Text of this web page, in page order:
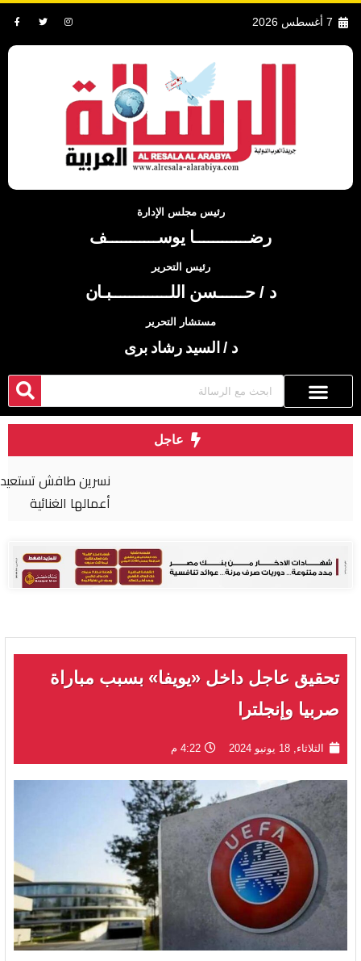
7 أغسطس 2026
رئيس مجلس الإدارة
رضــــــــــــا يوســـــــــــف
رئيس التحرير
د / حــــــسن اللـــــــــــــبـان
مستشار التحرير
د / السيد رشاد برى
عاجل
نسرين طافش تستعيد «الروقان» من كواليس أحدث
تحقيق عاجل داخل «يويفا» بسبب مباراة
صربيا وإنجلترا
الثلاثاء, 18 يونيو 2024 4:22 م